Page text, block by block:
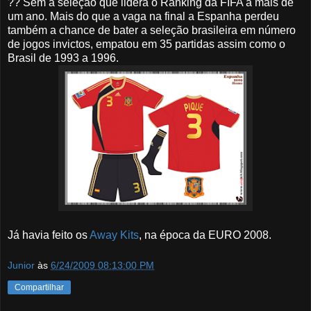
?? Sem a seleção que lidera o Ranking da FIFA a mais de
um ano. Mais do que a vaga na final a Espanha perdeu
também a chance de bater a seleção brasileira em número
de jogos invictos, empatou em 35 partidas assim como o
Brasil de 1993 a 1996.
Já havia feito osAway Kits, na época da EURO 2008.
Junior às 6/24/2009 08:13:00 PM
Compartilhar